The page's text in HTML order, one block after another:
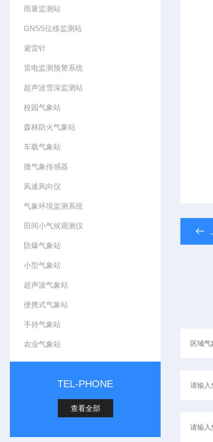
雨量监测站
GNSS位移监测站
避雷针
雷电监测预警系统
超声波雪深监测站
校园气象站
森林防火气象站
车载气象站
微气象传感器
风速风向仪
气象环境监测系统
田间小气候观测仪
防爆气象站
小型气象站
超声波气象站
便携式气象站
手持气象站
农业气象站
TEL-PHONE
查看全部
5.
6.
7.
2.
3.
4.
5.
6.
7.
8.
9.